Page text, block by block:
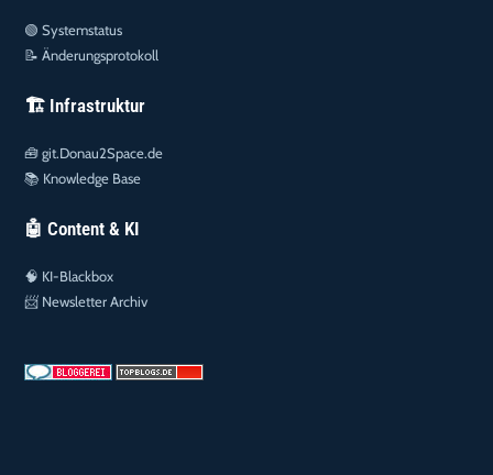
🟢Systemstatus
📝Änderungsprotokoll
🏗️ Infrastruktur
🧰git.Donau2Space.de
📚 Knowledge Base
🤖 Content & KI
🧠 KI-Blackbox
📨 Newsletter Archiv